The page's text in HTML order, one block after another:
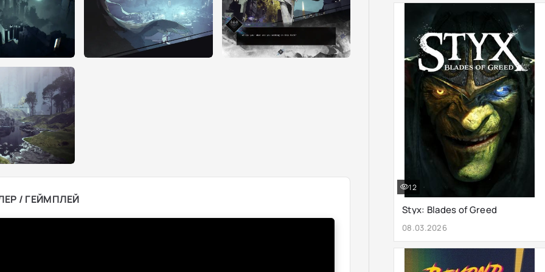
/ ГЕЙМПЛЕЙ
Styx: Blades of Greed
08.03.2026
12